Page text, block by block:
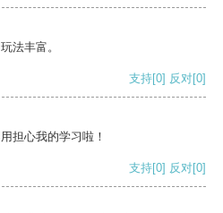
法丰富。
支持[0] 反对[0]
担心我的学习啦！
支持[0] 反对[0]